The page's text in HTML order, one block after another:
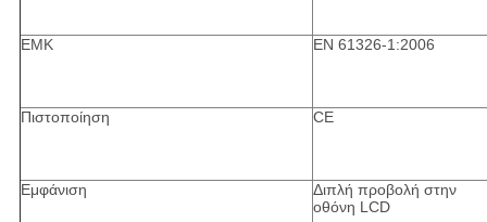
ΕΜΚ EN 61326-1:2006
Πιστοποίηση CE
Εμφάνιση
Διπλή προβολή στην
οθόνη LCD